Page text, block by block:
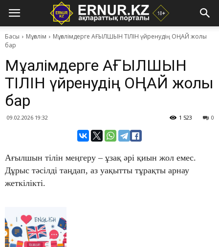
Басы Мұғалім
Мұғалімдерге АҒЫЛШЫН ТІЛІН үйренудің ОҢАЙ жолы
бар
Мұғалімдерге АҒЫЛШЫН
ТІЛІН үйренудің ОҢАЙ жолы
бар
09.02.2026 19:32 0
1 523
Ағылшын тілін меңгеру – ұзақ әрі қиын жол емес.
Дұрыс тәсілді таңдап, аз уақытты тұрақты арнау
жеткілікті.